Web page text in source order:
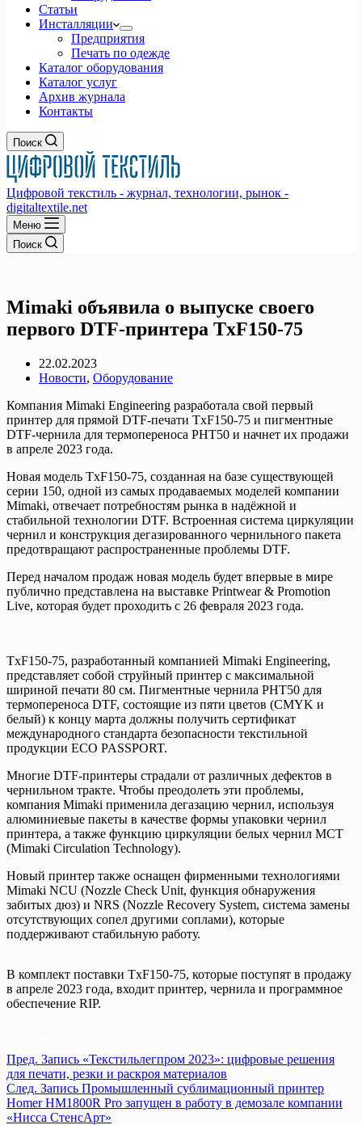
Статьи
Инсталляции
Предприятия
Печать по одежде
Каталог оборудования
Каталог услуг
Архив журнала
Контакты
Поиск
Цифровой текстиль - журнал, технологии, рынок -
digitaltextile.net
Меню
Поиск
Mimaki объявила о выпуске своего
первого DTF-принтера TxF150-75
22.02.2023
Новости, Оборудование
Компания Mimaki Engineering разработала свой первый
принтер для прямой DTF-печати TxF150-75 и пигментные
DTF-чернила для термопереноса PHT50 и начнет их продажи
в апреле 2023 года.
Новая модель TxF150-75, созданная на базе существующей
серии 150, одной из самых продаваемых моделей компании
Mimaki, отвечает потребностям рынка в надёжной и
стабильной технологии DTF. Встроенная система циркуляции
чернил и конструкция дегазированного чернильного пакета
предотвращают распространенные проблемы DTF.
Перед началом продаж новая модель будет впервые в мире
публично представлена на выставке Printwear & Promotion
Live, которая будет проходить с 26 февраля 2023 года.
TxF150-75, разработанный компанией Mimaki Engineering,
представляет собой струйный принтер с максимальной
шириной печати 80 см. Пигментные чернила PHT50 для
термопереноса DTF, состоящие из пяти цветов (CMYK и
белый) к концу марта должны получить сертификат
международного стандарта безопасности текстильной
продукции ECO PASSPORT.
Многие DTF-принтеры страдали от различных дефектов в
чернильном тракте. Чтобы преодолеть эти проблемы,
компания Mimaki применила дегазацию чернил, используя
алюминиевые пакеты в качестве формы упаковки чернил
принтера, а также функцию циркуляции белых чернил MCT
(Mimaki Circulation Technology).
Новый принтер также оснащен фирменными технологиями
Mimaki NCU (Nozzle Check Unit, функция обнаружения
забитых дюз) и NRS (Nozzle Recovery System, система замены
отсутствующих сопел другими соплами), которые
поддерживают стабильную работу.
В комплект поставки TxF150-75, которые поступят в продажу
в апреле 2023 года, входит принтер, чернила и программное
обеспечение RIP.
Пред. Запись «Текстильлегпром 2023»: цифровые решения
для печати, резки и раскроя материалов
След. Запись Промышленный сублимационный принтер
Homer HM1800R Pro запущен в работу в демозале компании
«Нисса СтенсАрт»